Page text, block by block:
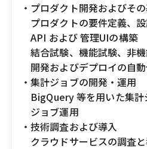
・プロダクト開発およびそ
プロダクトの要件定義、
API および 管理UIの構築
結合試験、機能試験、非
開発およびデプロイの自
・集計ジョブの開発・運用
BigQuery 等を用いた集計
ジョブ運用
・技術調査および導入
クラウドサービスの調査